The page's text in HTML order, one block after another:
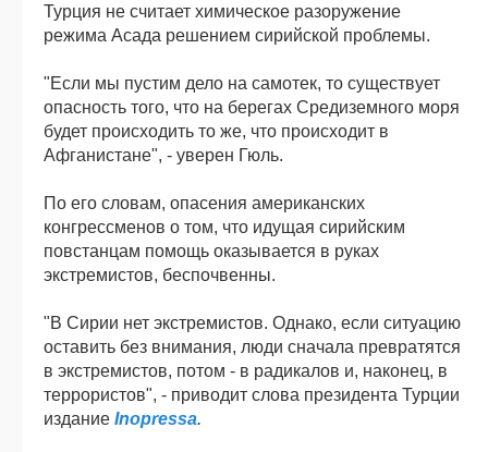
Турция не считает химическое разоружение
режима Асада решением сирийской проблемы.
"Если мы пустим дело на самотек, то существует
опасность того, что на берегах Средиземного моря
будет происходить то же, что происходит в
Афганистане", - уверен Гюль.
По его словам, опасения американских
конгрессменов о том, что идущая сирийским
повстанцам помощь оказывается в руках
экстремистов, беспочвенны.
"В Сирии нет экстремистов. Однако, если ситуацию
оставить без внимания, люди сначала превратятся
в экстремистов, потом - в радикалов и, наконец, в
террористов", - приводит слова президента Турции
издание Inopressa.